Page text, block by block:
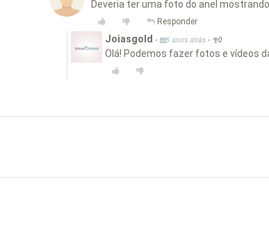
Deveria ter uma foto do anel
Responder
Joiasgold • 5 anos atrás • 0
Olá! Podemos fazer fotos e vídeos